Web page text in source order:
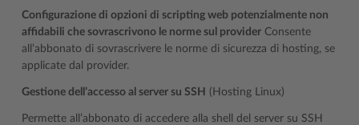
Configurazione di opzioni di scripting web potenzialmente non
affidabili che sovrascrivono le norme sul provider Consente
all’abbonato di sovrascrivere le norme di sicurezza di hosting, se
applicate dal provider.
Gestione dell’accesso al server su SSH (Hosting Linux)
Permette all’abbonato di accedere alla shell del server su SSH